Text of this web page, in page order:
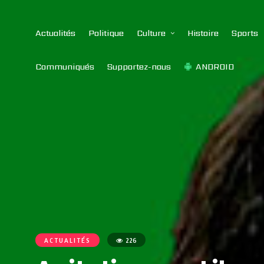
Actualités Politique Culture Histoire Sports
Communiqués Supportez-nous ANDROID
ACTUALITÉS 226